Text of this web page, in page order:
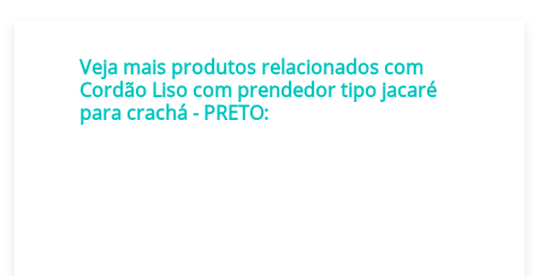
Veja mais produtos relacionados com
Cordão Liso com prendedor tipo jacaré
para crachá - PRETO: